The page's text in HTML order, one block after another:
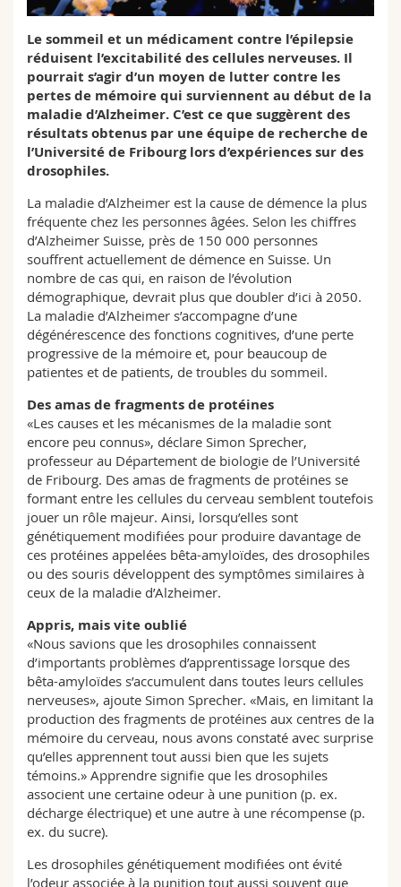
Sciences et médecine
Interfacultaire
Collaborateurs
Doctorants
Webmail
Programme des cours
MyUnifr
Le sommeil et un médicament contre l’épilepsie
réduisent l’excitabilité des cellules nerveuses. Il
pourrait s’agir d’un moyen de lutter contre les
pertes de mémoire qui surviennent au début de la
maladie d’Alzheimer. C’est ce que suggèrent des
résultats obtenus par une équipe de recherche de
l’Université de Fribourg lors d’expériences sur des
drosophiles.
La maladie d’Alzheimer est la cause de démence la plus
fréquente chez les personnes âgées. Selon les chiffres
d’Alzheimer Suisse, près de 150 000 personnes
souffrent actuellement de démence en Suisse. Un
nombre de cas qui, en raison de l’évolution
démographique, devrait plus que doubler d’ici à 2050.
La maladie d’Alzheimer s’accompagne d’une
dégénérescence des fonctions cognitives, d’une perte
progressive de la mémoire et, pour beaucoup de
patientes et de patients, de troubles du sommeil.
Des amas de fragments de protéines
«Les causes et les mécanismes de la maladie sont
encore peu connus», déclare Simon Sprecher,
professeur au Département de biologie de l’Université
de Fribourg. Des amas de fragments de protéines se
formant entre les cellules du cerveau semblent toutefois
jouer un rôle majeur. Ainsi, lorsqu’elles sont
génétiquement modifiées pour produire davantage de
ces protéines appelées bêta-amyloïdes, des drosophiles
ou des souris développent des symptômes similaires à
ceux de la maladie d’Alzheimer.
Appris, mais vite oublié
«Nous savions que les drosophiles connaissent
d’importants problèmes d’apprentissage lorsque des
bêta-amyloïdes s’accumulent dans toutes leurs cellules
nerveuses», ajoute Simon Sprecher. «Mais, en limitant la
production des fragments de protéines aux centres de la
mémoire du cerveau, nous avons constaté avec surprise
qu’elles apprennent tout aussi bien que les sujets
témoins.» Apprendre signifie que les drosophiles
associent une certaine odeur à une punition (p. ex.
décharge électrique) et une autre à une récompense (p.
ex. du sucre).
Les drosophiles génétiquement modifiées ont évité
l’odeur associée à la punition tout aussi souvent que